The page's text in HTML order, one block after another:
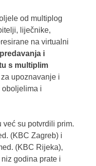
od multiplog
liječnike,
na virtualni
predavanja i
s multiplim
upoznavanje i
oboljelima i
su potvrdili prim.
(KBC Zagreb) i
(KBC Rijeka),
godina prate i